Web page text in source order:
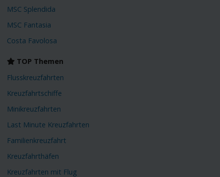
MSC Splendida
MSC Fantasia
Costa Favolosa
TOP Themen
Flusskreuzfahrten
Kreuzfahrtschiffe
Minikreuzfahrten
Last Minute Kreuzfahrten
Familienkreuzfahrt
Kreuzfahrthäfen
Kreuzfahrten mit Flug